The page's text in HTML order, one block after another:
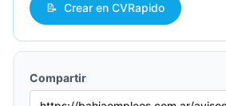
📝 Crear en CVRapido
Compartir